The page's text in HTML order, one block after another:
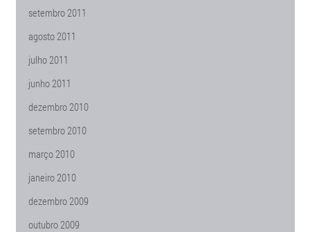
setembro 2011
agosto 2011
julho 2011
junho 2011
dezembro 2010
setembro 2010
março 2010
janeiro 2010
dezembro 2009
outubro 2009